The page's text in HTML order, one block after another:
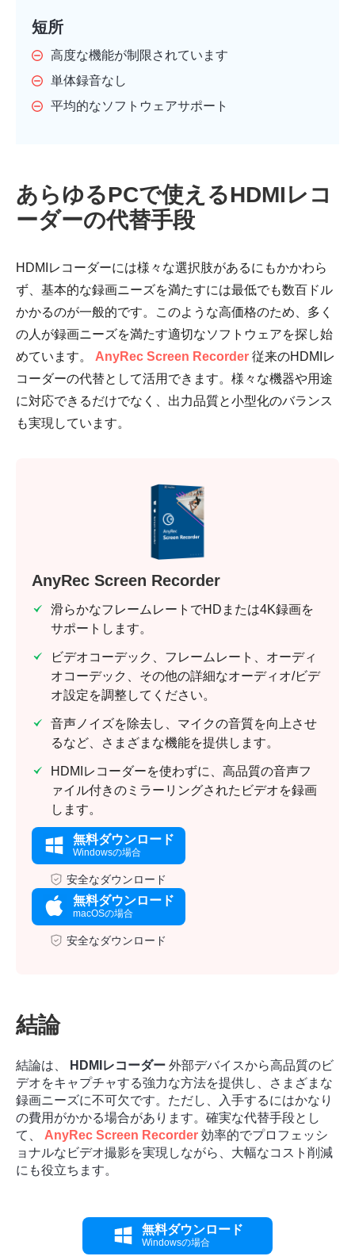
短所
高度な機能が制限されています
単体録音なし
平均的なソフトウェアサポート
あらゆるPCで使えるHDMIレコ
ーダーの代替手段
HDMIレコーダーには様々な選択肢があるにもかかわら
ず、基本的な録画ニーズを満たすには最低でも数百ドル
かかるのが一般的です。このような高価格のため、多く
の人が録画ニーズを満たす適切なソフトウェアを探し始
めています。 AnyRec Screen Recorder 従来のHDMIレ
コーダーの代替として活用できます。様々な機器や用途
に対応できるだけでなく、出力品質と小型化のバランス
も実現しています。
AnyRec Screen Recorder
滑らかなフレームレートでHDまたは4K録画を
サポートします。
ビデオコーデック、フレームレート、オーディ
オコーデック、その他の詳細なオーディオ/ビデ
オ設定を調整してください。
音声ノイズを除去し、マイクの音質を向上させ
るなど、さまざまな機能を提供します。
HDMIレコーダーを使わずに、高品質の音声フ
ァイル付きのミラーリングされたビデオを録画
します。
無料ダウンロード
Windowsの場合
安全なダウンロード
無料ダウンロード
macOSの場合
安全なダウンロード
結論
結論は、 HDMIレコーダー 外部デバイスから高品質のビ
デオをキャプチャする強力な方法を提供し、さまざまな
録画ニーズに不可欠です。ただし、入手するにはかなり
の費用がかかる場合があります。確実な代替手段とし
て、 AnyRec Screen Recorder 効率的でプロフェッシ
ョナルなビデオ撮影を実現しながら、大幅なコスト削減
にも役立ちます。
無料ダウンロード
Windowsの場合